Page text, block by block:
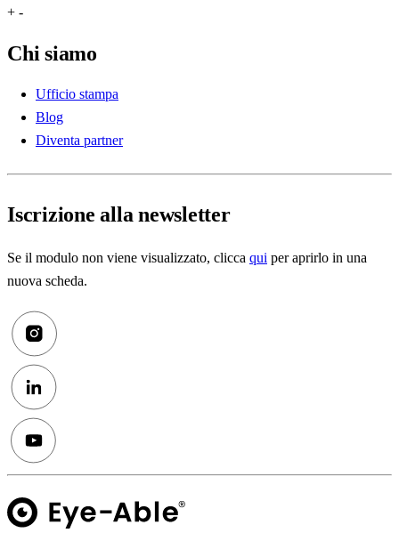
+ -
Chi siamo
Ufficio stampa
Blog
Diventa partner
Iscrizione alla newsletter
Se il modulo non viene visualizzato, clicca qui per aprirlo in una
nuova scheda.